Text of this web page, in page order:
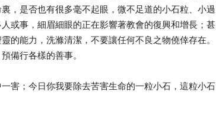
，是否也有很多毫不起眼，微不足道的小石粒、小過
或事，細眉細眼的正在影響著教會的復興和增長；甚
的能力，洗滌清潔，不要讓任何不良之物僥倖存在。
備行各樣的善事。
害；今日你我要除去苦害生命的一粒小石，這粒小石